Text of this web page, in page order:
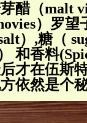
醋（malt
）罗望
）,糖（
和香料
才在伍斯
依然是个